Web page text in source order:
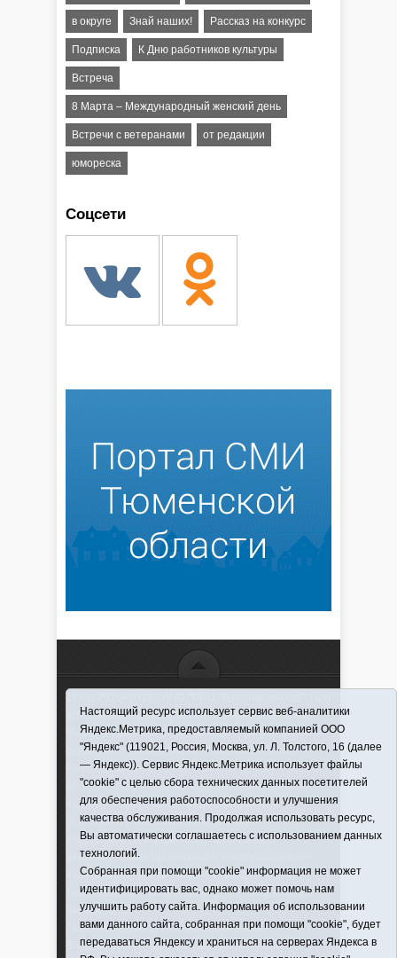
в округе Знай наших! Рассказ на конкурс
Подписка К Дню работников культуры
Встреча
8 Марта – Международный женский день
Встречи с ветеранами от редакции
юмореска
Соцсети
использовании материалов ссылка обязательна
Информационная лента выходит при финансовой
поддержке правительства Тюменской области
Регистрационный номер СМИ ЭЛ № ФС 77-66066
от 10.06. 2016 г. выдано Федеральной службой по
надзору в сфере связи, информационных
технологий и массовых коммуникаций.
Учредитель (соучредители) Автономная
некоммерческая организация "Информационно-
издательский центр "Красная звезда"" (627570,
Тюменская обл., Викуловский р-н, с. Викулово, ул.
Ленина, д. 5).
Главный редактор Антюхова Светлана
Владимировна. Адрес электронной почты:
Настоящий ресурс использует сервис веб-аналитики
Яндекс.Метрика, предоставляемый компанией ООО
"Яндекс" (119021, Россия, Москва, ул. Л. Толстого, 16 (далее
— Яндекс)). Сервис Яндекс.Метрика использует файлы
"cookie" с целью сбора технических данных посетителей
для обеспечения работоспособности и улучшения
качества обслуживания. Продолжая использовать ресурс,
Вы автоматически соглашаетесь с использованием данных
технологий.
Собранная при помощи "cookie" информация не может
идентифицировать вас, однако может помочь нам
улучшить работу сайта. Информация об использовании
вами данного сайта, собранная при помощи "cookie", будет
передаваться Яндексу и храниться на серверах Яндекса в